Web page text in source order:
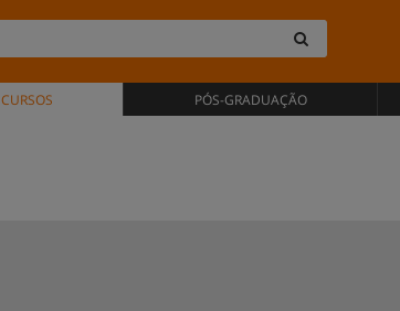
CURSOS PÓS-GRADUAÇÃO